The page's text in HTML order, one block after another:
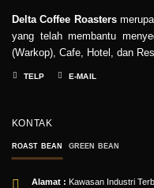
Delta Coffee Roasters
yang telah membantu
(Warkop), Cafe, Hotel, dan
TELP E-MAIL
KONTAK
ROAST BEAN GREEN BEAN
Alamat : Kawasan Industri